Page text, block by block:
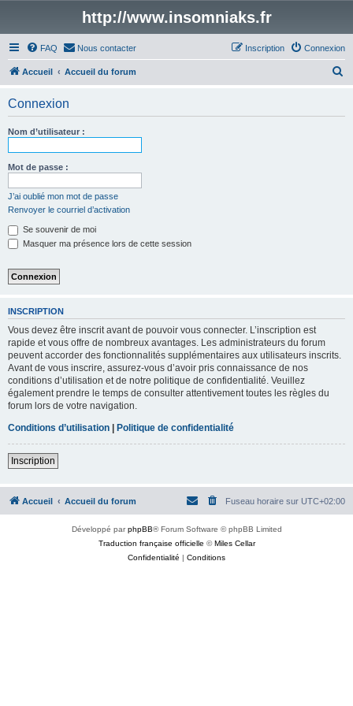
http://www.insomniaks.fr
FAQ Nous contacter Connexion
Inscription
Accueil Accueil du forum
Connexion
Nom d’utilisateur :
Mot de passe :
J’ai oublié mon mot de passe
Renvoyer le courriel d’activation
Se souvenir de moi
Masquer ma présence lors de cette session
INSCRIPTION
Vous devez être inscrit avant de pouvoir vous connecter. L’inscription est
rapide et vous offre de nombreux avantages. Les administrateurs du forum
peuvent accorder des fonctionnalités supplémentaires aux utilisateurs inscrits.
Avant de vous inscrire, assurez-vous d’avoir pris connaissance de nos
conditions d’utilisation et de notre politique de confidentialité. Veuillez
également prendre le temps de consulter attentivement toutes les règles du
forum lors de votre navigation.
Conditions d’utilisation | Politique de confidentialité
Inscription
Accueil Accueil du forum Fuseau horaire sur UTC+02:00
Développé parphpBB® Forum Software © phpBB Limited
Traduction française officielle ©Miles Cellar
Confidentialité | Conditions